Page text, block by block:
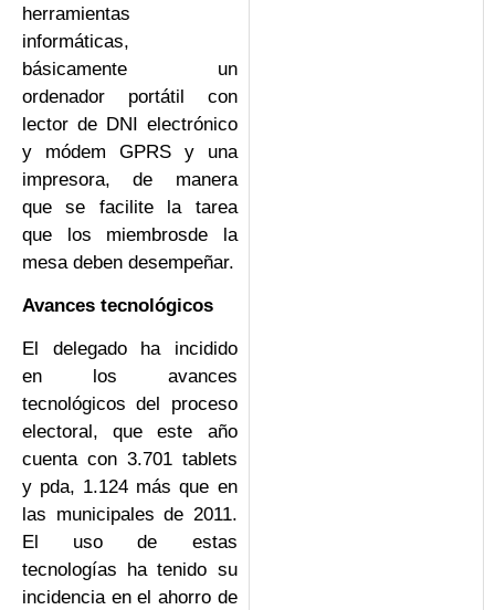
herramientas
informáticas,
básicamente un
ordenador portátil con
lector de DNI electrónico
y módem GPRS y una
impresora, de manera
que se facilite la tarea
que los miembrosde la
mesa deben desempeñar.
Avances tecnológicos
El delegado ha incidido
en los avances
tecnológicos del proceso
electoral, que este año
cuenta con 3.701 tablets
y pda, 1.124 más que en
las municipales de 2011.
El uso de estas
tecnologías ha tenido su
incidencia en el ahorro de